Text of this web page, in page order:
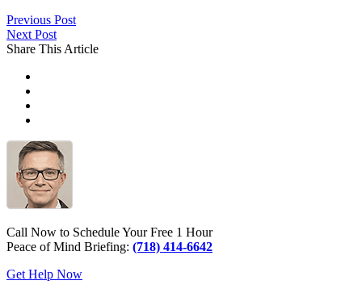
Previous Post
Next Post
Share This Article
Call Now to Schedule Your Free 1 Hour
Peace of Mind Briefing: (718) 414-6642
Get Help Now